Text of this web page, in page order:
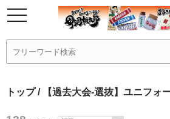
トップ/ 【過去大会-選抜】ユニフォ